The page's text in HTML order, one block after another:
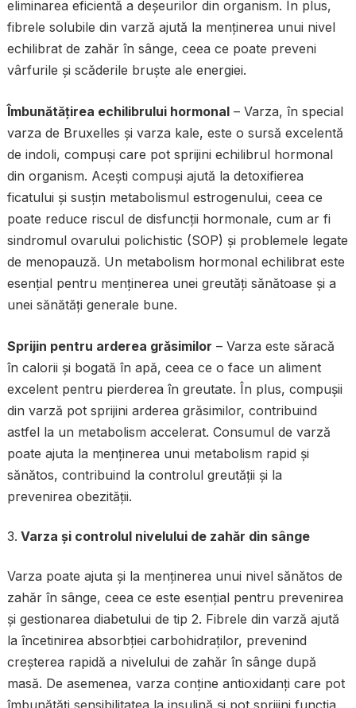
eliminarea eficientă a deșeurilor din organism. În plus,
fibrele solubile din varză ajută la menținerea unui nivel
echilibrat de zahăr în sânge, ceea ce poate preveni
vârfurile și scăderile bruște ale energiei.
Îmbunătățirea echilibrului hormonal– Varza, în special
varza de Bruxelles și varza kale, este o sursă excelentă
de indoli, compuși care pot sprijini echilibrul hormonal
din organism. Acești compuși ajută la detoxifierea
ficatului și susțin metabolismul estrogenului, ceea ce
poate reduce riscul de disfuncții hormonale, cum ar fi
sindromul ovarului polichistic (SOP) și problemele legate
de menopauză. Un metabolism hormonal echilibrat este
esențial pentru menținerea unei greutăți sănătoase și a
unei sănătăți generale bune.
Sprijin pentru arderea grăsimilor – Varza este săracă
în calorii și bogată în apă, ceea ce o face un aliment
excelent pentru pierderea în greutate. În plus, compușii
din varză pot sprijini arderea grăsimilor, contribuind
astfel la un metabolism accelerat. Consumul de varză
poate ajuta la menținerea unui metabolism rapid și
sănătos, contribuind la controlul greutății și la
prevenirea obezității.
Varza și controlul nivelului de zahăr din sânge
Varza poate ajuta și la menținerea unui nivel sănătos de
zahăr în sânge, ceea ce este esențial pentru prevenirea
și gestionarea diabetului de tip 2. Fibrele din varză ajută
la încetinirea absorbției carbohidraților, prevenind
creșterea rapidă a nivelului de zahăr în sânge după
masă. De asemenea, varza conține antioxidanți care pot
îmbunătăți sensibilitatea la insulină și pot sprijini funcția